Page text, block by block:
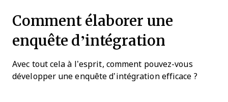
Comment élaborer une
enquête d’intégration
Avec tout cela à l’esprit, comment pouvez-vous
développer une enquête d’intégration efficace ?